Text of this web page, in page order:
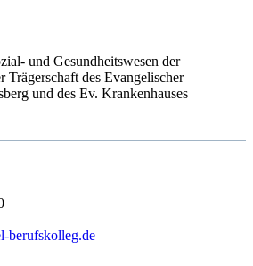
und Gesundheitswesen der
Trägerschaft des Evangelischer
und des Ev. Krankenhauses
berufskolleg.de